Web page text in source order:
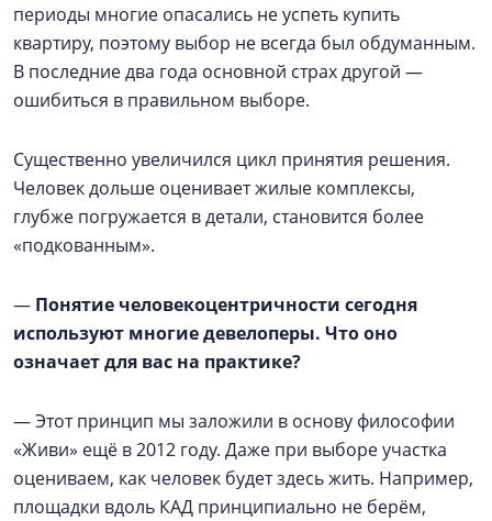
периоды многие опасались не успеть купить
квартиру, поэтому выбор не всегда был обдуманным.
В последние два года основной страх другой —
ошибиться в правильном выборе.
Существенно увеличился цикл принятия решения.
Человек дольше оценивает жилые комплексы,
глубже погружается в детали, становится более
«подкованным».
— Понятие человекоцентричности сегодня
используют многие девелоперы. Что оно
означает для вас на практике?
— Этот принцип мы заложили в основу философии
«Живи» ещё в 2012 году. Даже при выборе участка
оцениваем, как человек будет здесь жить. Например,
площадки вдоль КАД принципиально не берём,